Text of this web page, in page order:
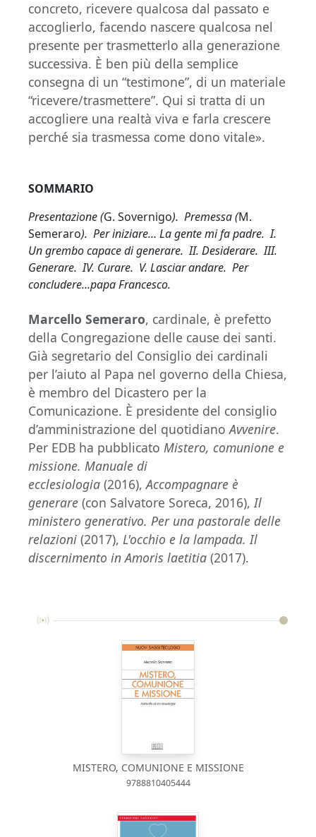
concreto, ricevere qualcosa dal passato e
accoglierlo, facendo nascere qualcosa nel
presente per trasmetterlo alla generazione
successiva. È ben più della semplice
consegna di un “testimone”, di un materiale
“ricevere/trasmettere”. Qui si tratta di un
accogliere una realtà viva e farla crescere
perché sia trasmessa come dono vitale».
SOMMARIO
Presentazione (G. Sovernigo). Premessa (M.
Semeraro). Per iniziare… La gente mi fa padre. I.
Un grembo capace di generare. II. Desiderare. III.
Generare. IV. Curare. V. Lasciar andare. Per
concludere…papa Francesco.
Marcello Semeraro, cardinale, è prefetto
della Congregazione delle cause dei santi.
Già segretario del Consiglio dei cardinali
per l’aiuto al Papa nel governo della Chiesa,
è membro del Dicastero per la
Comunicazione. È presidente del consiglio
d’amministrazione del quotidianoAvvenire.
Per EDB ha pubblicato Mistero, comunione e
missione. Manuale di
ecclesiologia (2016),Accompagnare è
generare (con Salvatore Soreca, 2016),Il
ministero generativo. Per una pastorale delle
relazioni (2017), L'occhio e la lampada. Il
discernimento in Amoris laetitia (2017).
MISTERO, COMUNIONE E MISSIONE
9788810405444